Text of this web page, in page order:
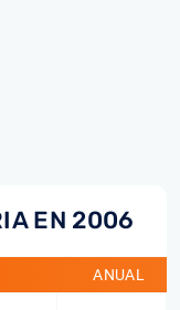
EN 2006
ANUAL